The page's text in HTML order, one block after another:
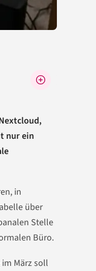
nur ein
in
über
Stelle
Büro.
März soll